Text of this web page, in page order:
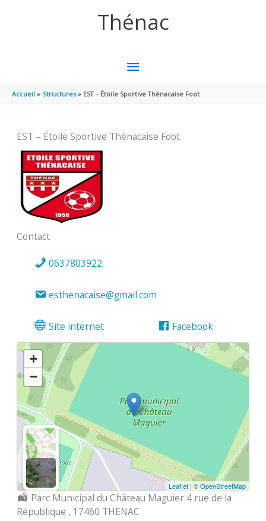
Thénac
MENU
PRINCIPAL
Accueil Structures EST – Étoile Sportive Thénacaise Foot
EST – Étoile Sportive Thénacaise Foot
Contact
0637803922
esthenacaise@gmail.com
Site internet Facebook
+
−
Leaflet | ©OpenStreetMap
Localisation :
Parc Municipal du Château Maguier 4 rue de la
République , 17460 THENAC